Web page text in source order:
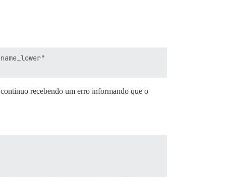
recebendo um erro informando que o